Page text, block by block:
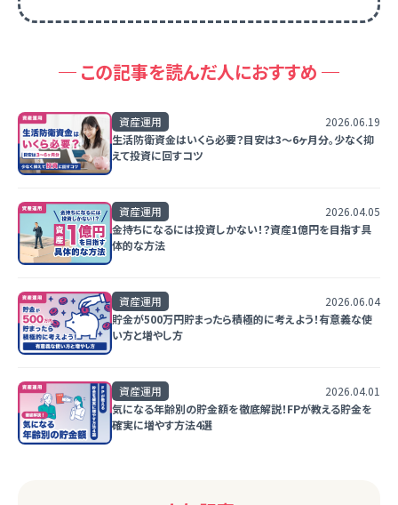
この記事を読んだ人におすすめ
資産運用
2026.06.19
生活防衛資金はいくら必要？目安は3〜6ヶ月分。少なく抑
えて投資に回すコツ
資産運用
2026.04.05
金持ちになるには投資しかない！？資産1億円を目指す具
体的な方法
資産運用
2026.06.04
貯金が500万円貯まったら積極的に考えよう！有意義な使
い方と増やし方
資産運用
2026.04.01
気になる年齢別の貯金額を徹底解説！FPが教える貯金を
確実に増やす方法4選